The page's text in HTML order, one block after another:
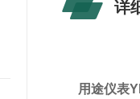
详
用途仪表